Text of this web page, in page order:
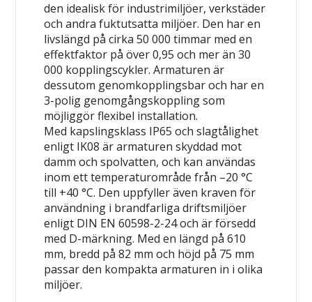
den idealisk för industrimiljöer, verkstäder
och andra fuktutsatta miljöer. Den har en
livslängd på cirka 50 000 timmar med en
effektfaktor på över 0,95 och mer än 30
000 kopplingscykler. Armaturen är
dessutom genomkopplingsbar och har en
3-polig genomgångskoppling som
möjliggör flexibel installation.
Med kapslingsklass IP65 och slagtålighet
enligt IK08 är armaturen skyddad mot
damm och spolvatten, och kan användas
inom ett temperaturområde från –20 °C
till +40 °C. Den uppfyller även kraven för
användning i brandfarliga driftsmiljöer
enligt DIN EN 60598-2-24 och är försedd
med D-märkning. Med en längd på 610
mm, bredd på 82 mm och höjd på 75 mm
passar den kompakta armaturen in i olika
miljöer.